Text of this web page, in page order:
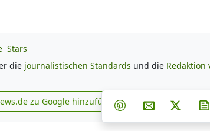
Stars
die journalistischen Standards und die Redaktion
news.de zu Google hinzufügen
zu Google hinzufügen Teilen auf
Teilen
Teilen auf Pinterest
Per E-Mail
Post